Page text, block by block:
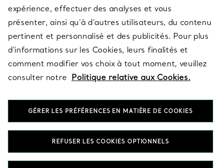
QUESTIONS LÉGALES
SUIVEZ-NOUS
T&Co. 2026
expérience, effectuer des analyses et vous
présenter, ainsi qu’à d’autres utilisateurs, du contenu
pertinent et personnalisé et des publicités. Pour plus
d’informations sur les Cookies, leurs finalités et
comment modifier vos choix à tout moment, veuillez
consulter notre Politique relative aux Cookies.
GÉRER LES PRÉFÉRENCES EN MATIÈRE DE COOKIES
REFUSER LES COOKIES OPTIONNELS